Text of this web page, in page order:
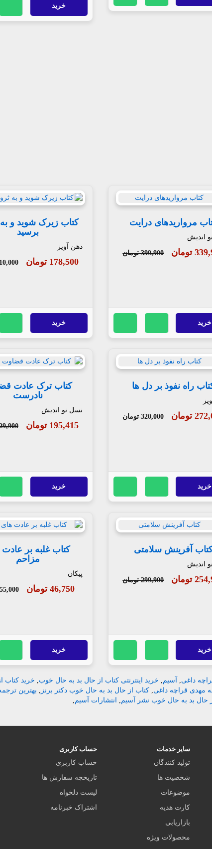
خرید
مرواریدهای درایت
اندیش
تومان 399,900 تومان
خرید
کتاب زیرک شوید و
برسید
ذهن آویز
178,500 تومان 210,000
خرید
راه نفوذ بر دل ها
تومان 320,000 تومان
خرید
کتاب ترک عادت
نادرست
نسل نو اندیش
195,415 تومان 229,900
خرید
آفرینش سلامتی
اندیش
تومان 299,900 تومان
خرید
کتاب غلبه بر
مزاحم
پیکان
46,750 تومان 55,000
خرید
داغی, آسیم, خرید اینترنتی کتاب از حال بد به حال خوب, خرید کتاب
مهدی قراچه داغی, کتاب از حال بد به حال خوب دکتر برنز , بهترین
حال بد به حال خوب نشر آسیم, انتشارات آسیم,
سایر خدمات
تولید کنندگان
شخصیت ها
موضوعات
کارت هدیه
بازاریابی
محصولات ویژه
حساب کاربری
حساب کاربری
تاریخچه سفارش ها
لیست دلخواه
اشتراک خبرنامه